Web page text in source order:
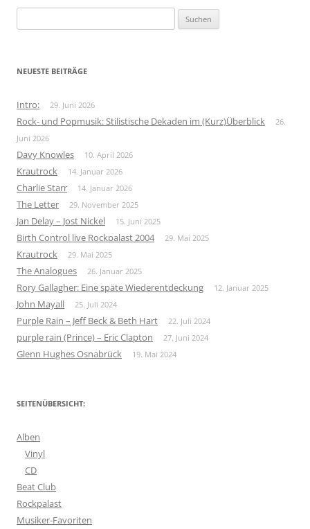
nach:
NEUESTE BEITRÄGE
Intro: 29. Juni 2026
Rock- und Popmusik: Stilistische Dekaden im (Kurz)Überblick
26.
Juni 2026
Davy Knowles 10. April 2026
Krautrock 14. Januar 2026
Charlie Starr 14. Januar 2026
The Letter 29. November 2025
Jan Delay – Jost Nickel 15. Juni 2025
Birth Control live Rockpalast 2004 29. Mai 2025
Krautrock 29. Mai 2025
The Analogues 26. Januar 2025
Rory Gallagher: Eine späte Wiederentdeckung 12. Januar 2025
John Mayall 25. Juli 2024
Purple Rain – Jeff Beck & Beth Hart 22. Juli 2024
purple rain (Prince) – Eric Clapton 27. Juni 2024
Glenn Hughes Osnabrück 19. Mai 2024
SEITENÜBERSICHT:
Alben
Vinyl
CD
Beat Club
Rockpalast
Musiker-Favoriten